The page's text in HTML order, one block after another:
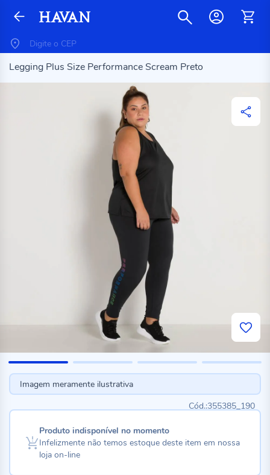
Legging Plus Size Performance Scream Preto
Imagem meramente ilustrativa
355385_190
Produto indisponível no momento
Infelizmente não temos estoque deste item em nossa
loja on-line